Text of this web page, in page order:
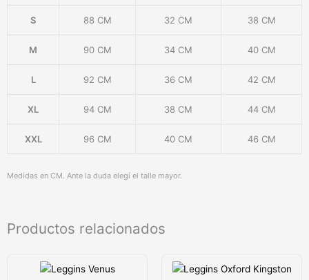
S 88 CM 32 CM 38 CM
M 90 CM 34 CM 40 CM
L 92 CM 36 CM 42 CM
XL 94 CM 38 CM 44 CM
XXL 96 CM 40 CM 46 CM
Medidas en CM. Ante la duda elegí el talle mayor.
Productos relacionados